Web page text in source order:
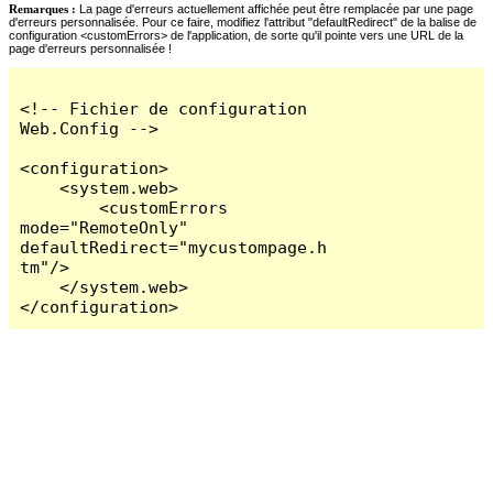
Remarques : La page d'erreurs actuellement affichée peut être remplacée par une page
d'erreurs personnalisée. Pour ce faire, modifiez l'attribut "defaultRedirect" de la balise de
configuration <customErrors> de l'application, de sorte qu'il pointe vers une URL de la
page d'erreurs personnalisée !
<!-- Fichier de configuration
Web.Config -->
<configuration>
    <system.web>
        <customErrors
mode="RemoteOnly"
defaultRedirect="mycustompage.h
tm"/>
    </system.web>
</configuration>